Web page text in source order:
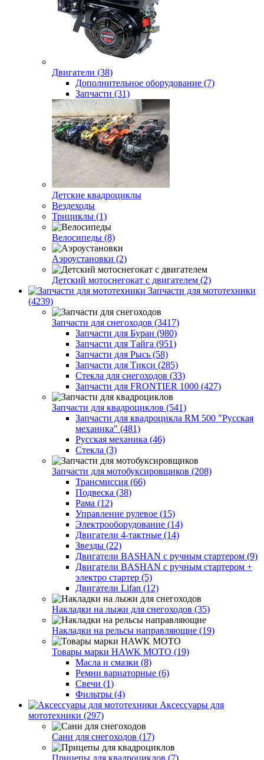
Двигатели (38)
Дополнительное оборудование (7)
Запчасти (31)
Детские квадроциклы
Вездеходы
Трициклы (1)
Велосипеды (8)
Аэроустановки (2)
Детский мотоснегокат с двигателем (2)
Запчасти для мототехники
(4239)
Запчасти для снегоходов (3417)
Запчасти для Буран (980)
Запчасти для Тайга (951)
Запчасти для Рысь (58)
Запчасти для Тикси (285)
Стекла для снегоходов (33)
Запчасти для FRONTIER 1000 (427)
Запчасти для квадроциклов (541)
Запчасти для квадроцикла RM 500 "Русская
механика" (481)
Русская механика (46)
Стекла (3)
Запчасти для мотобуксировщиков (208)
Трансмиссия (66)
Подвеска (38)
Рама (12)
Управление рулевое (15)
Электрооборудование (14)
Двигатели 4-тактные (14)
Звезды (22)
Двигатели BASHAN с ручным стартером (9)
Двигатели BASHAN с ручным стартером +
электро стартер (5)
Двигатели Lifan (12)
Накладки на лыжи для снегоходов (35)
Накладки на рельсы направляющие (19)
Товары марки HAWK MOTO (19)
Масла и смазки (8)
Ремни вариаторные (6)
Свечи (1)
Фильтры (4)
Аксессуары для
мототехники (297)
Сани для снегоходов (17)
Прицепы для квадроциклов (7)